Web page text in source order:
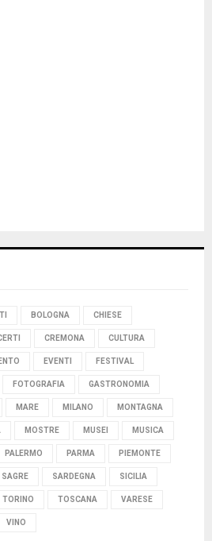
BOLOGNA CHIESE
CREMONA CULTURA
EVENTI FESTIVAL
FOTOGRAFIA GASTRONOMIA
MARE MILANO MONTAGNA
MOSTRE MUSEI MUSICA
PALERMO PARMA PIEMONTE
SAGRE SARDEGNA SICILIA
TORINO TOSCANA VARESE
VINO